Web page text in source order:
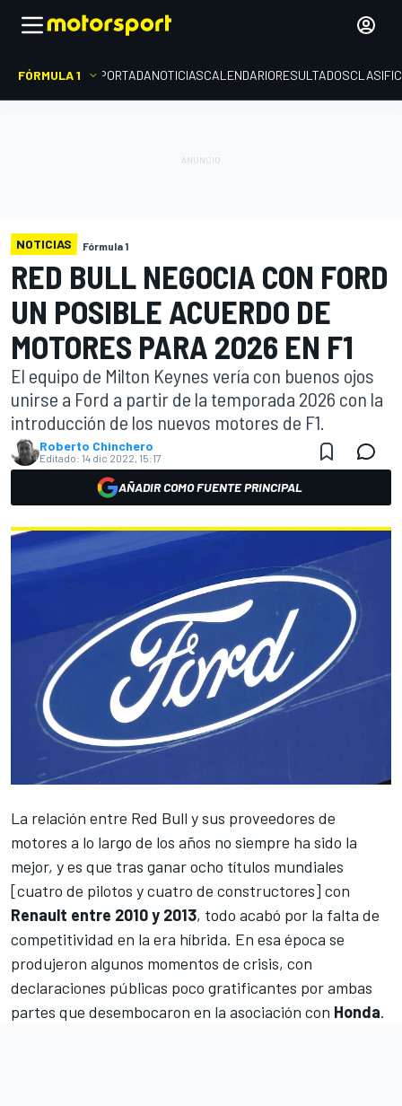
FÓRMULA 1 PORTADANOTICIASCALENDARIORESULTADOS
NOTICIAS Fórmula 1
RED BULL NEGOCIA CON FORD
UN POSIBLE ACUERDO DE
MOTORES PARA 2026 EN F1
El equipo de Milton Keynes vería con buenos ojos
unirse a Ford a partir de la temporada 2026 con la
introducción de los nuevos motores de F1.
Roberto Chinchero
Editado: 14 dic 2022, 15:17
AÑADIR COMO FUENTE PRINCIPAL
La relación entre Red Bull y sus proveedores de
motores a lo largo de los años no siempre ha sido la
mejor, y es que tras ganar ocho títulos mundiales
[cuatro de pilotos y cuatro de constructores] con
Renault entre 2010 y 2013, todo acabó por la falta de
competitividad en la era híbrida. En esa época se
produjeron algunos momentos de crisis, con
declaraciones públicas poco gratificantes por ambas
partes que desembocaron en la asociación con Honda.